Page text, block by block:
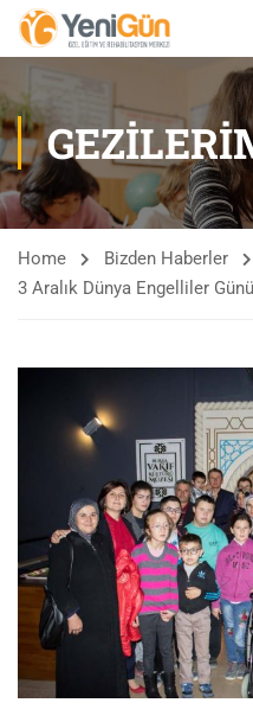
Home Bizden Haberler
3 Aralık Dünya Engelliler